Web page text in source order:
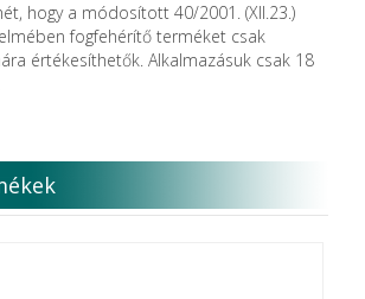
Products GmbH
hogy a módosított 40/2001. (XII.23.)
fogfehérítő terméket csak
értékesíthetők. Alkalmazásuk csak 18